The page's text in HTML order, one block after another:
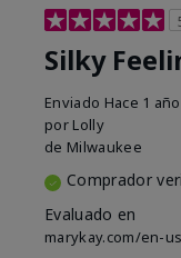
Silky
Enviado Hace 1 año
por Lolly
de Milwaukee
Comprador
Evaluado en
marykay.com/en-